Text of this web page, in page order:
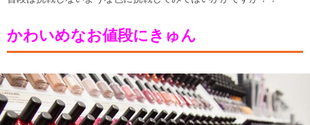
かわいめなお値段にきゅん